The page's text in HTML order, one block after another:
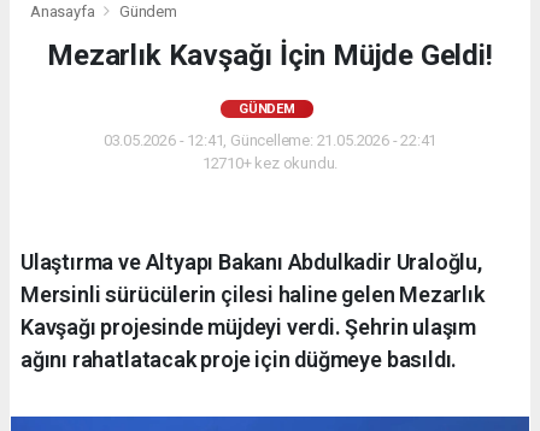
Anasayfa Gündem
Mezarlık Kavşağı İçin Müjde Geldi!
GÜNDEM
03.05.2026 - 12:41, Güncelleme: 21.05.2026 - 22:41
12710+ kez okundu.
Ulaştırma ve Altyapı Bakanı Abdulkadir Uraloğlu,
Mersinli sürücülerin çilesi haline gelen Mezarlık
Kavşağı projesinde müjdeyi verdi. Şehrin ulaşım
ağını rahatlatacak proje için düğmeye basıldı.